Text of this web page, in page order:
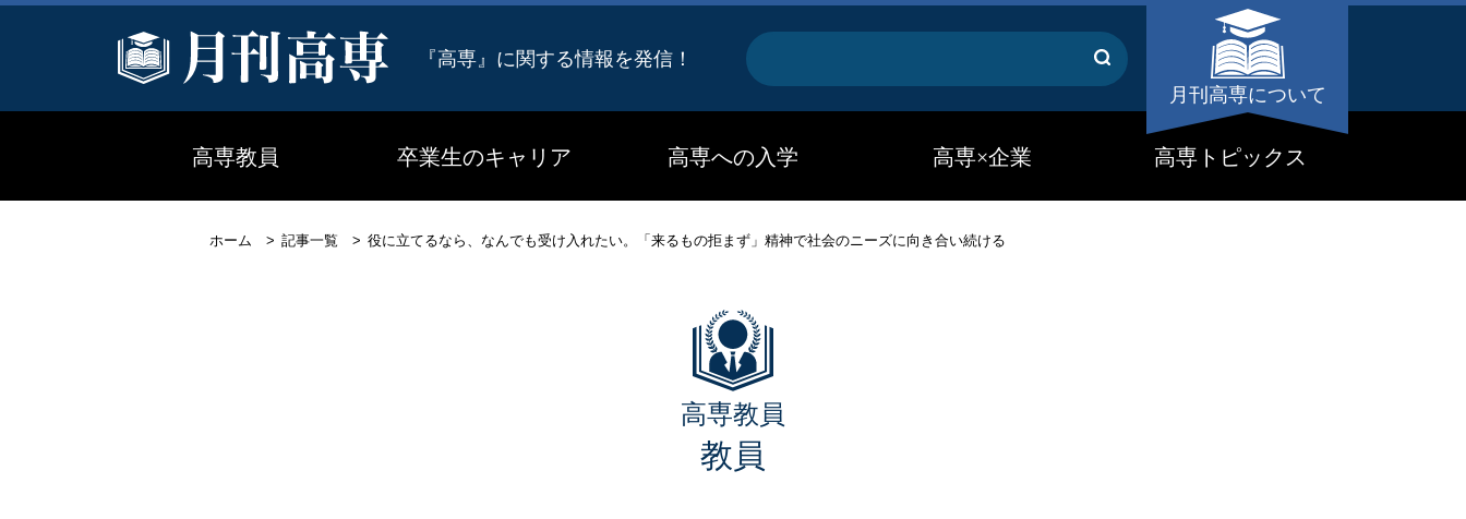
『高専』に関する情報を発信！
キ
ー
ー
ド
月刊高専について
高専教員 卒業生のキャリア 高専への入学 高専×企業 高専トピックス
ホーム 記事一覧 役に立てるなら、なんでも受け入れたい。「来るもの拒まず」精神で社会のニーズに向き合い続ける
高専教員
教員